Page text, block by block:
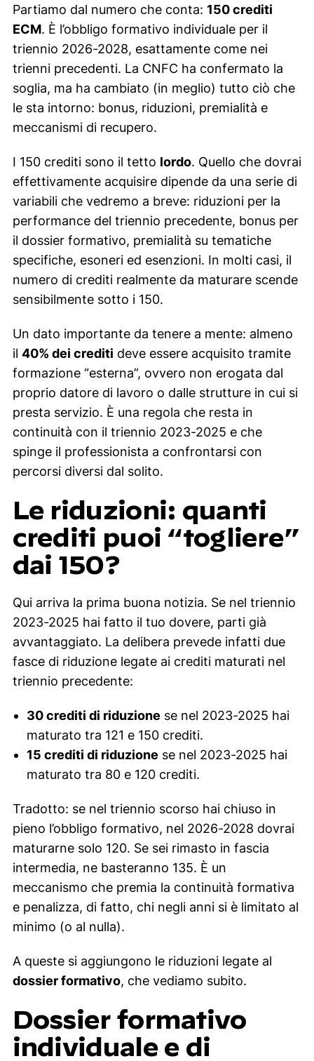
Partiamo dal numero che conta: 150 crediti
ECM. È l’obbligo formativo individuale per il
triennio 2026-2028, esattamente come nei
trienni precedenti. La CNFC ha confermato la
soglia, ma ha cambiato (in meglio) tutto ciò che
le sta intorno: bonus, riduzioni, premialità e
meccanismi di recupero.
I 150 crediti sono il tetto lordo. Quello che dovrai
effettivamente acquisire dipende da una serie di
variabili che vedremo a breve: riduzioni per la
performance del triennio precedente, bonus per
il dossier formativo, premialità su tematiche
specifiche, esoneri ed esenzioni. In molti casi, il
numero di crediti realmente da maturare scende
sensibilmente sotto i 150.
Un dato importante da tenere a mente: almeno
il 40% dei crediti deve essere acquisito tramite
formazione “esterna”, ovvero non erogata dal
proprio datore di lavoro o dalle strutture in cui si
presta servizio. È una regola che resta in
continuità con il triennio 2023-2025 e che
spinge il professionista a confrontarsi con
percorsi diversi dal solito.
Le riduzioni: quanti
crediti puoi “togliere”
dai 150?
Qui arriva la prima buona notizia. Se nel triennio
2023-2025 hai fatto il tuo dovere, parti già
avvantaggiato. La delibera prevede infatti due
fasce di riduzione legate ai crediti maturati nel
triennio precedente:
30 crediti di riduzione se nel 2023-2025 hai
maturato tra 121 e 150 crediti.
15 crediti di riduzione se nel 2023-2025 hai
maturato tra 80 e 120 crediti.
Tradotto: se nel triennio scorso hai chiuso in
pieno l’obbligo formativo, nel 2026-2028 dovrai
maturarne solo 120. Se sei rimasto in fascia
intermedia, ne basteranno 135. È un
meccanismo che premia la continuità formativa
e penalizza, di fatto, chi negli anni si è limitato al
minimo (o al nulla).
A queste si aggiungono le riduzioni legate al
dossier formativo, che vediamo subito.
Dossier formativo
individuale e di